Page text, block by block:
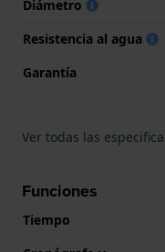
Diámetro
Resistencia al agua
Garantía
Ver todas las
Funciones
Tiempo